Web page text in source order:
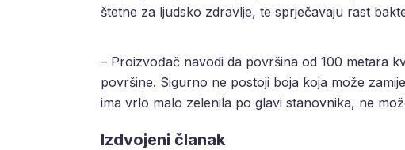
štetne za ljudsko zdravlje, te sprječavaju rast
– Proizvođač navodi da površina od 100 metara
površine. Sigurno ne postoji boja koja može
ima vrlo malo zelenila po glavi stanovnika, ne
Izdvojeni članak